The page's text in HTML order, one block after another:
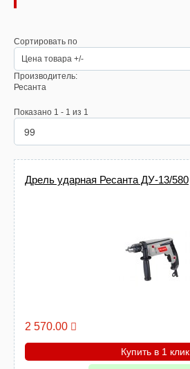
Сортировать по
Цена товара +/-
Производитель:
Ресанта
Показано 1 - 1 из 1
Дрель ударная Ресанта ДУ-13/580
2 570.00
Купить в 1 клик